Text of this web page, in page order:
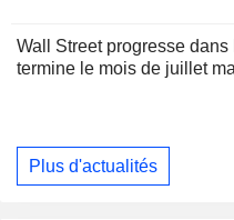
Wall Street progresse
termine le mois de juillet
Plus d'actualités